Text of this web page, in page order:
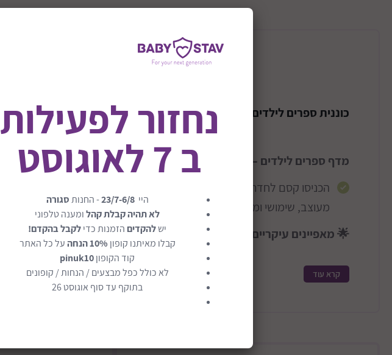
תיאור המוצר
כוננית ספרים לילדים בגובה 84 סמ ממותגת דיסני דגם מיני מאוס
מדף ספרים לילדים – דיסני מיני מאוס 📚✨
הכניסו קסם לחדר הילדים עם מדף הספרים של דיסני מיקי מאוס – רהיט
מעוצב, שימושי ומלא אופי!
🌟 מאפיינים עיקריים:
עשוי כולו מעץ מהונדס איכותי, חזק ויציב במיוחד
צבעים חיים ומעוררי השראה המעודדים את הילד לסדר ולארגן בכיף
קרא עוד
נחזור לפעילות
ב 7 לאוגוסט
היי23/7-6/8- החנותסגורה
לא תהיה קבלת קהלומענה טלפוני
ישלהקדיםהזמנות כדילקבל בהקדם!
קבלו מאיתנו קופון 10% הנחה
על כל האתר
קוד הקופוןpinuk10
לא כולל כפל מבצעים / הנחות / קופונים
בתוקף עד סוף אוגוסט 26